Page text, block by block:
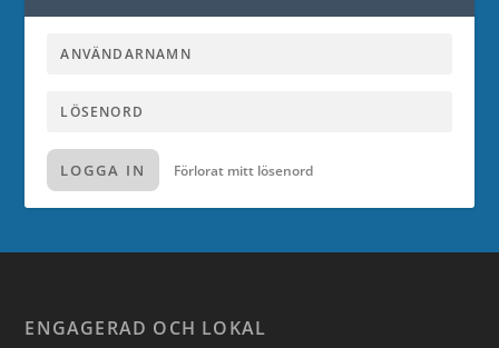
LOGGA IN Förlorat mitt lösenord
ENGAGERAD OCH LOKAL